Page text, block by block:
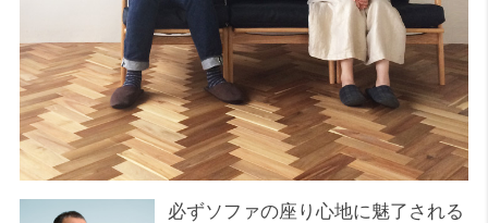
必ずソファの座り心地に魅了される